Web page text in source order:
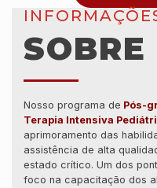
SOBRE
Nosso programa de Pós-
Terapia Intensiva
aprimoramento das
assistência de alta
estado crítico. Um dos
foco na capacitação dos